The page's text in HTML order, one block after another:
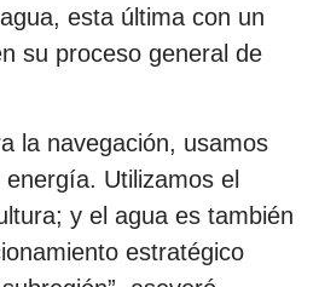
esta última con un
su proceso general de
la navegación, usamos
Utilizamos el
y el agua es también
estratégico